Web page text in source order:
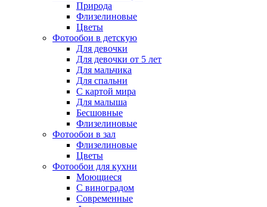
Природа
Флизелиновые
Цветы
Фотообои в детскую
Для девочки
Для девочки от 5 лет
Для мальчика
Для спальни
С картой мира
Для малыша
Бесшовные
Флизелиновые
Фотообои в зал
Флизелиновые
Цветы
Фотообои для кухни
Моющиеся
С виноградом
Современные